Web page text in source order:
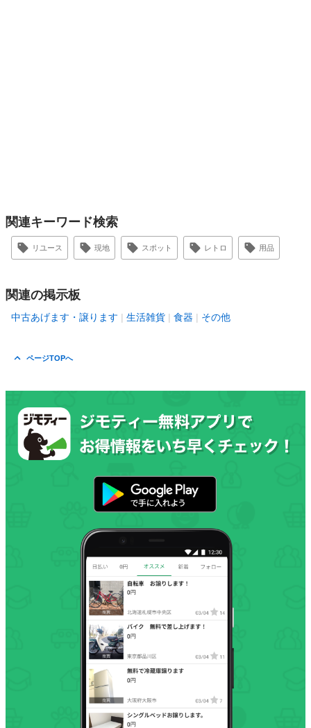
関連キーワード検索
リユース 現地 スポット レトロ 用品
関連の掲示板
中古あげます・譲ります 生活雑貨 食器 その他
ページTOPへ